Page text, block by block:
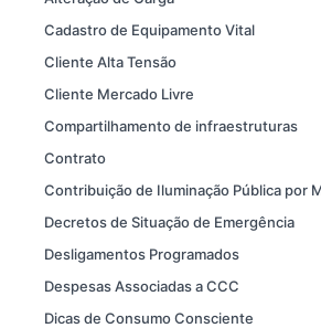
Cadastro de Equipamento Vital
Cliente Alta Tensão
Cliente Mercado Livre
Compartilhamento de infraestruturas
Contrato
Contribuição de Iluminação Pública por
Decretos de Situação de Emergência
Desligamentos Programados
Despesas Associadas a CCC
Dicas de Consumo Consciente